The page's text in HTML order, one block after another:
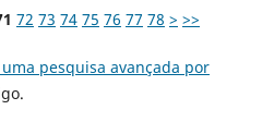
72 73 74 75 76 77 78 > >>
pesquisa avançada por